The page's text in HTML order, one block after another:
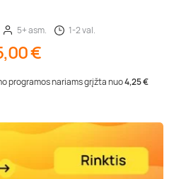
5+ asm. 1-2 val.
€
programos nariams grįžta nuo4,25 €